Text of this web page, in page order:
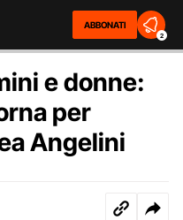
ABBONATI
2
e donne:
per
Angelini